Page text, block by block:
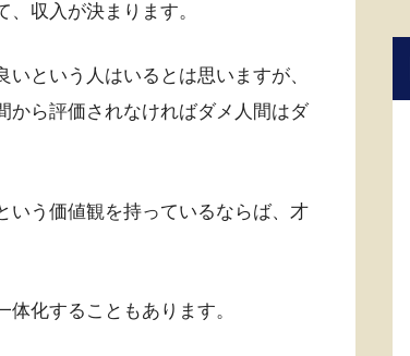
収入が決まります。
という人はいるとは思いますが、
から評価されなければダメ人間はダ
いう価値観を持っているならば、才
化することもあります。